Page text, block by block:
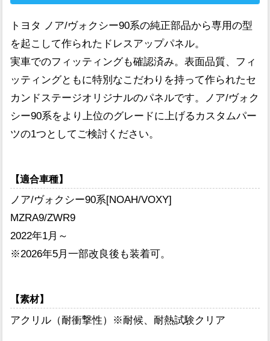
トヨタ ノア/ヴォクシー90系の純正部品から専用の型
を起こして作られたドレスアップパネル。
実車でのフィッティングも確認済み。表面品質、フィ
ッティングともに特別なこだわりを持って作られたセ
カンドステージオリジナルのパネルです。ノア/ヴォク
シー90系をより上位のグレードに上げるカスタムパー
ツの1つとしてご検討ください。
【適合車種】
ノア/ヴォクシー90系[NOAH/VOXY]
MZRA9/ZWR9
2022年1月～
※2026年5月一部改良後も装着可。
【素材】
アクリル（耐衝撃性）※耐候、耐熱試験クリア